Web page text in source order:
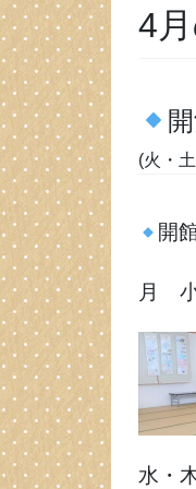
4
(火・
開
月
水・